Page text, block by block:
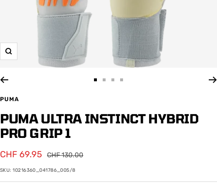
Zoom
gehengehengehen
gehen
PUMA
PUMA ULTRA INSTINCT HYBRID
PRO GRIP 1
Angebotspreis
CHF 69.95
Regulärer
CHF 130.00
SKU:10216360_041786_005/8